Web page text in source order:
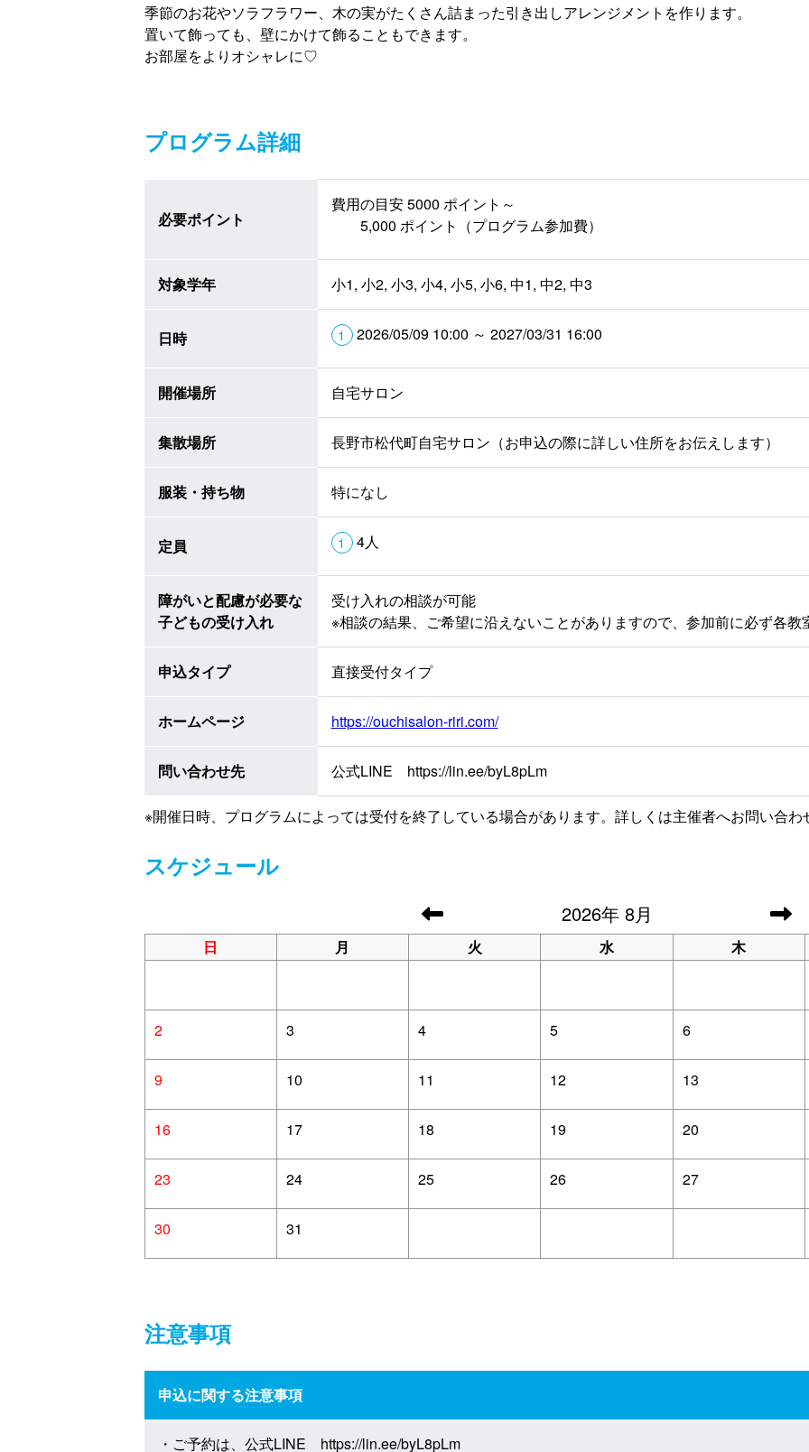
季節のお花やソラフラワー、木の実がたくさん詰まった引き出しアレンジメントを作ります。
置いて飾っても、壁にかけて飾ることもできます。
お部屋をよりオシャレに♡
プログラム詳細
必要ポイント
費用の目安 5000 ポイント～
5,000 ポイント（プログラム参加費）
対象学年 小1, 小2, 小3, 小4, 小5, 小6, 中1, 中2, 中3
日時 2026/05/09 10:00 ～ 2027/03/31 16:00
開催場所 自宅サロン
集散場所 長野市松代町自宅サロン（お申込の際に詳しい住所をお伝えします）
服装・持ち物 特になし
定員 4人
障がいと配慮が必要な
子どもの受け入れ
受け入れの相談が可能
※相談の結果、ご希望に沿えないことがありますので、参加前に必ず各教
申込タイプ 直接受付タイプ
ホームページ https://ouchisalon-riri.com/
問い合わせ先 公式LINE https://lin.ee/byL8pLm
※開催日時、プログラムによっては受付を終了している場合があります。詳しくは主催者へお問い合わ
スケジュール
2026年 8月
日 月 火 水 木
2 3 4 5 6
9 10 11 12 13
16 17 18 19 20
23 24 25 26 27
30 31
注意事項
申込に関する注意事項
・ご予約は、公式LINE https://lin.ee/byL8pLm